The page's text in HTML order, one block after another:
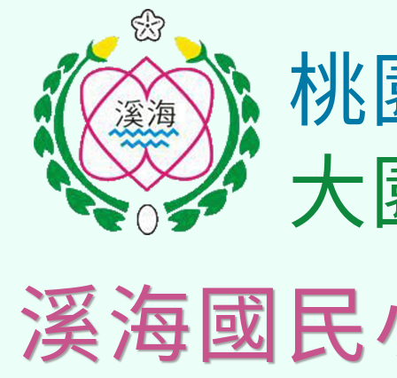
桃
大
溪海國民